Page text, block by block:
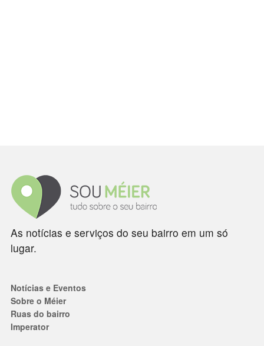
As notícias e serviços do seu bairro em um só
lugar.
Notícias e Eventos
Sobre o Méier
Ruas do bairro
Imperator